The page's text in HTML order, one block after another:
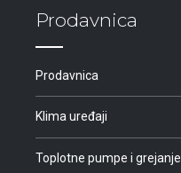
Prodavnica
Prodavnica
Klima uređaji
Toplotne pumpe i grejanje